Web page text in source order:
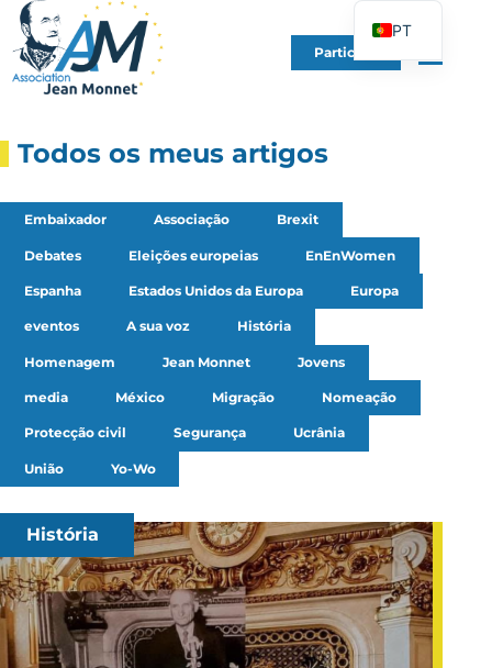
Participe
Todos os meus artigos
Embaixador Associação Brexit
Debates Eleições europeias EnEnWomen
Espanha Estados Unidos da Europa Europa
eventos A sua voz História
Homenagem Jean Monnet Jovens
media México Migração Nomeação
Protecção civil Segurança Ucrânia
União Yo-Wo
História
PT
FR
UK